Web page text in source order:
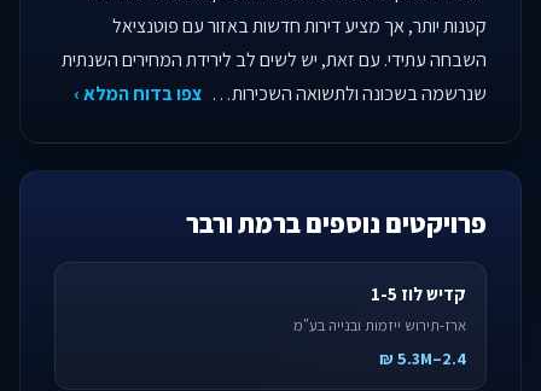
קטנות יותר, אך מציע דירות חדשות באזור עם פוטנציאל
השבחה עתידי. עם זאת, יש לשים לב לירידת המחירים השנתית
שנרשמה בשכונה ולתשואה השכירות… צפו בדוח המלא ›
פרויקטים נוספים ברמת ורבר
קדיש לוז 1-5
ארז-תירוש ייזמות ובנייה בע"מ
2.4–5.3M ₪